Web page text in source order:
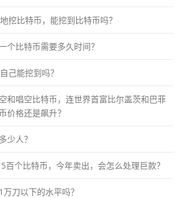
挖比特币，能挖到比特币吗？
个比特币需要多久时间？
己能挖到吗？
和唱空比特币，连世界首富比尔盖茨和巴菲
价格还是飙升？
少人？
百个比特币，今年卖出，会怎么处理巨款？
刀以下的水平吗？